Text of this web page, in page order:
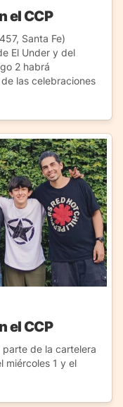
el CCP
Santa Fe)
El Under y del
2 habrá
las celebraciones
el CCP
de la cartelera
miércoles 1 y el